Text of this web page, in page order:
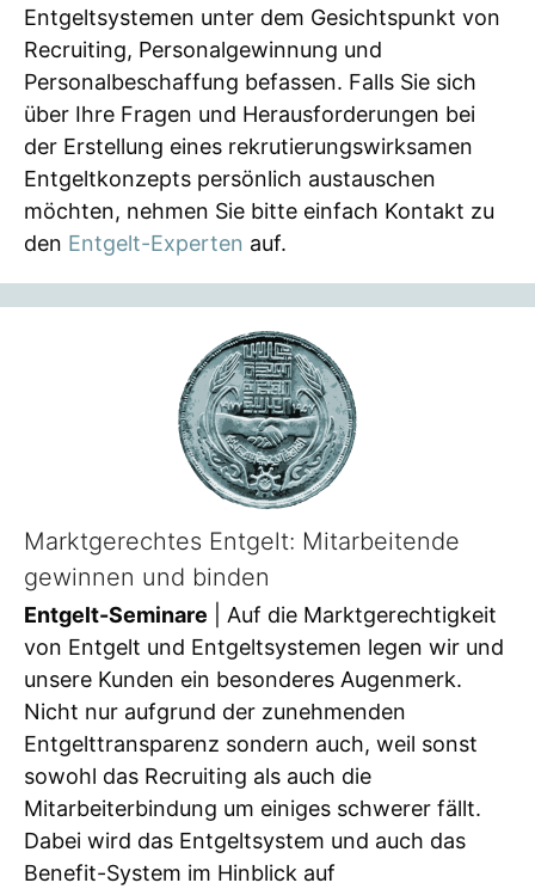
Entgeltsystemen unter dem Gesichtspunkt von
Recruiting, Personalgewinnung und
Personalbeschaffung befassen. Falls Sie sich
über Ihre Fragen und Herausforderungen bei
der Erstellung eines rekrutierungswirksamen
Entgeltkonzepts persönlich austauschen
möchten, nehmen Sie bitte einfach Kontakt zu
den Entgelt-Experten auf.
Marktgerechtes Entgelt: Mitarbeitende
gewinnen und binden
Entgelt-Seminare | Auf die Marktgerechtigkeit
von Entgelt und Entgeltsystemen legen wir und
unsere Kunden ein besonderes Augenmerk.
Nicht nur aufgrund der zunehmenden
Entgelttransparenz sondern auch, weil sonst
sowohl das Recruiting als auch die
Mitarbeiterbindung um einiges schwerer fällt.
Dabei wird das Entgeltsystem und auch das
Benefit-System im Hinblick auf